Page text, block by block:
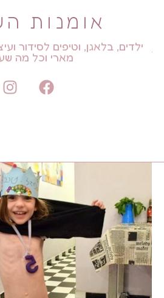
אומנות
ילדים, בלאגן, וטיפים לסידור
מארי וכל מה